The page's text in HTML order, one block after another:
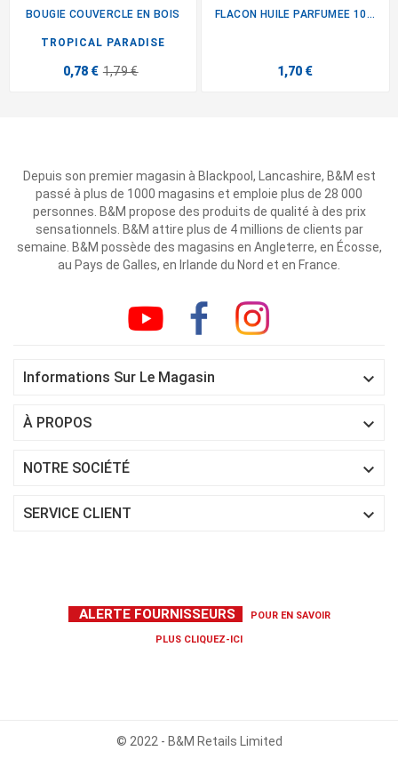
BOUGIE COUVERCLE EN BOIS
TROPICAL PARADISE
0,78 € 1,79 €
FLACON HUILE PARFUMEE 10ML X3
1,70 €
Depuis son premier magasin à Blackpool, Lancashire, B&M est
passé à plus de 1000 magasins et emploie plus de 28 000
personnes. B&M propose des produits de qualité à des prix
sensationnels. B&M attire plus de 4 millions de clients par
semaine. B&M possède des magasins en Angleterre, en Écosse,
au Pays de Galles, en Irlande du Nord et en France.
Informations Sur Le Magasin 
À PROPOS 
NOTRE SOCIÉTÉ 
SERVICE CLIENT 
ALERTE FOURNISSEURS POUR EN SAVOIR
PLUS CLIQUEZ-ICI
© 2022 - B&M Retails Limited